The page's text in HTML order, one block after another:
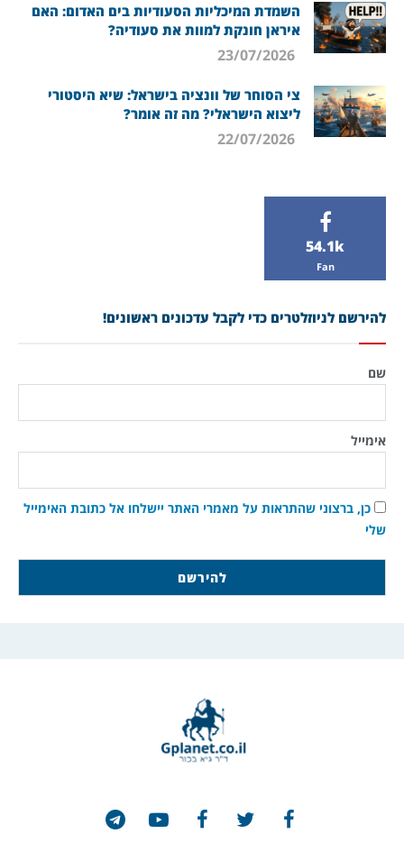
השמדת המיכליות הסעודיות בים האדום: האם
איראן חונקת למוות את סעודיה?
צי הסוחר של וונציה בישראל: שיא היסטורי
ליצוא הישראלי? מה זה אומר?
54.1k
Fan
להירשם לניוזלטרים כדי לקבל עדכונים ראשונים!
שם
אימייל
כן, ברצוני שהתראות על מאמרי האתר יישלחו אל כתובת האימייל
שלי